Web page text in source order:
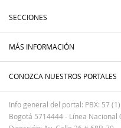
SECCIONES
MÁS INFORMACIÓN
CONOZCA NUESTROS PORTALES
Info general del portal: PBX: 57
Bogotá 5714444 - Línea Nacional